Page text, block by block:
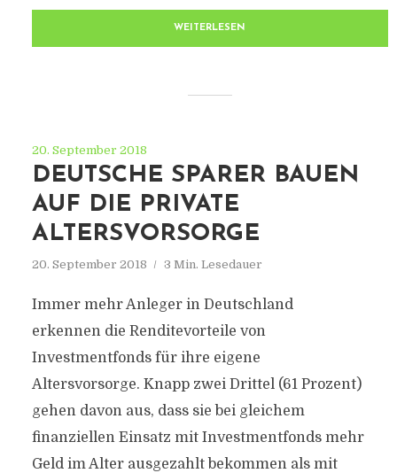
WEITERLESEN
20. September 2018
DEUTSCHE SPARER BAUEN
AUF DIE PRIVATE
ALTERSVORSORGE
20. September 2018 3 Min. Lesedauer
Immer mehr Anleger in Deutschland
erkennen die Renditevorteile von
Investmentfonds für ihre eigene
Altersvorsorge. Knapp zwei Drittel (61 Prozent)
gehen davon aus, dass sie bei gleichem
finanziellen Einsatz mit Investmentfonds mehr
Geld im Alter ausgezahlt bekommen als mit